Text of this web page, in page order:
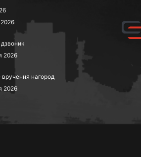
2026
вручення нагород
2026